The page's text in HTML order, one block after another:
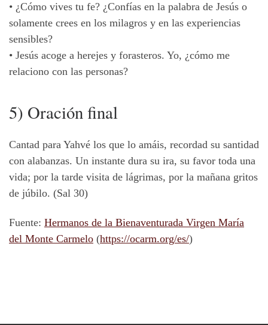
• ¿Cómo vives tu fe? ¿Confías en la palabra de Jesús o
solamente crees en los milagros y en las experiencias
sensibles?
• Jesús acoge a herejes y forasteros. Yo, ¿cómo me
relaciono con las personas?
5) Oración final
Cantad para Yahvé los que lo amáis, recordad su santidad
con alabanzas. Un instante dura su ira, su favor toda una
vida; por la tarde visita de lágrimas, por la mañana gritos
de júbilo. (Sal 30)
Fuente: Hermanos de la Bienaventurada Virgen María
del Monte Carmelo (https://ocarm.org/es/)